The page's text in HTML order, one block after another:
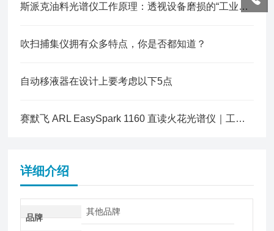
斯派克油料光谱仪工作原理：透视设备磨损的“工业医生”
吹扫捕集仪拥有众多特点，你是否都知道？
自动移液器在设计上要考虑以下5点
赛默飞 ARL EasySpark 1160 直读火花光谱仪｜工业金属成分检测综合解决方案
详细介绍
品牌
其他品牌